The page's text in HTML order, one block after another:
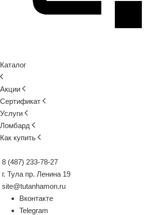
Каталог
Акции
Сертификат
Услуги
Ломбард
Как купить
8 (487) 233-78-27
г. Тула пр. Ленина 19
site@tutanhamon.ru
Вконтакте
Telegram